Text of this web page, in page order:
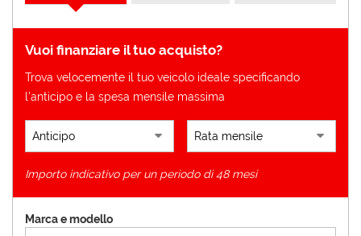
CONTATTI
Vuoi finanziare il tuo acquisto?
Trova velocemente il tuo veicolo ideale specificando
l'anticipo e la spesa mensile massima
Importo indicativo per un periodo di 48 mesi
Marca e modello